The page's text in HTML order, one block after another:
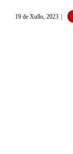
19 de Xullo, 2023